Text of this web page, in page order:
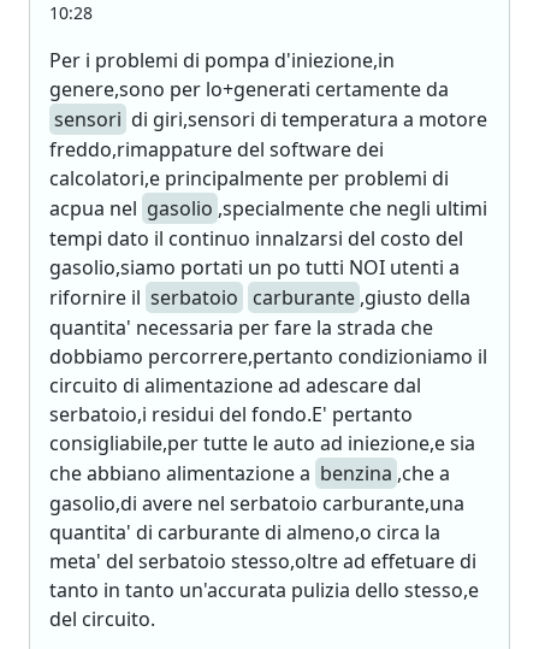
10:28
Per i problemi di pompa d'iniezione,in
genere,sono per lo+generati certamente da
sensori di giri,sensori di temperatura a motore
freddo,rimappature del software dei
calcolatori,e principalmente per problemi di
acpua nel gasolio ,specialmente che negli ultimi
tempi dato il continuo innalzarsi del costo del
gasolio,siamo portati un po tutti NOI utenti a
rifornire il serbatoio carburante ,giusto della
quantita' necessaria per fare la strada che
dobbiamo percorrere,pertanto condizioniamo il
circuito di alimentazione ad adescare dal
serbatoio,i residui del fondo.E' pertanto
consigliabile,per tutte le auto ad iniezione,e sia
che abbiano alimentazione a benzina ,che a
gasolio,di avere nel serbatoio carburante,una
quantita' di carburante di almeno,o circa la
meta' del serbatoio stesso,oltre ad effetuare di
tanto in tanto un'accurata pulizia dello stesso,e
del circuito.